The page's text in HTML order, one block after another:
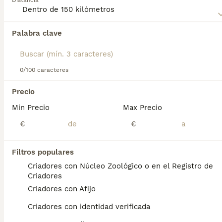
Palabra clave
0/100 caracteres
Precio
Min Precio
€
Max Precio
€
Filtros populares
Criadores con Núcleo Zoológico o en el Registro de
Criadores
Criadores con Afijo
Criadores con identidad verificada
perro.Encontramos 0 Caniche Mediano Cachorros
Si deseas exactamente esta búsqueda guarda tu
búsqueda y espera el resultado perfecto:
Preguntas frecuentes
¿Cuánto vale un caniche
mediano?
El coste de adquisición de esta raza puede
variar según factores como el pedigrí, la
reputación del criador y la ubicación